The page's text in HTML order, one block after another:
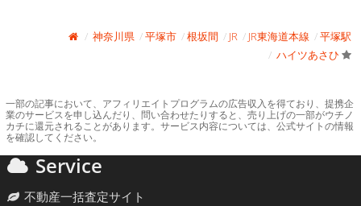
神奈川県 平塚市 根坂間 JR JR東海道本線
平塚駅
ハイツあさひ
一部の記事において、アフィリエイトプログラムの広告収入を得ており、提携企
業のサービスを申し込んだり、問い合わせたりすると、売り上げの一部がウチノ
カチに還元されることがあります。サービス内容については、公式サイトの情報
を確認してください。
Service
不動産一括査定サイト